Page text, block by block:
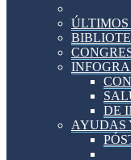
DE
AYUDAS